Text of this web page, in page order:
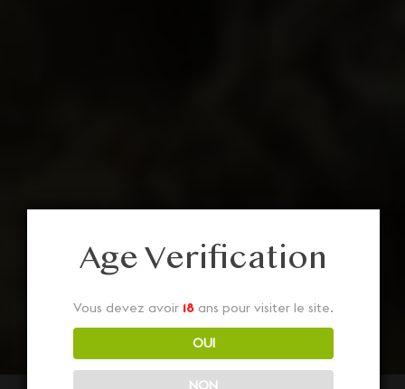
Age Verification
Vous devez avoir 18 ans pour visiter le site.
OUI
NON